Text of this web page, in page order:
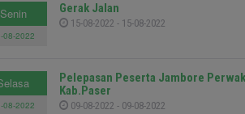
Senin
08-2022
Gerak Jalan
15-08-2022 - 15-08-2022
08-2022
Pelepasan Peserta Jambore
Kab.Paser
09-08-2022 - 09-08-2022